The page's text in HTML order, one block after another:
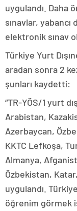
uygulandı. Daha
sınavlar, yabancı
elektronik sınav
Türkiye Yurt
aradan sonra 2
şunları kaydetti:
“TR-YÖS/1 yurt
Arabistan,
Azerbaycan,
KKTC Lefkoşa,
Almanya,
Özbekistan,
uygulandı.
öğrenim görmek